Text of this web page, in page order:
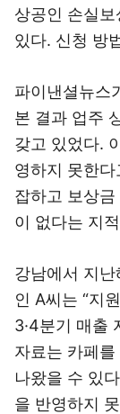
상공인 손실
있다. 신청 방
파이낸셜뉴스
본 결과 업주
갖고 있었다.
영하지 못한
잡하고 보상
이 없다는 지
강남에서 지
인 A씨는 “지
3·4분기 매출
자료는 카페
나왔을 수 있
을 반영하지